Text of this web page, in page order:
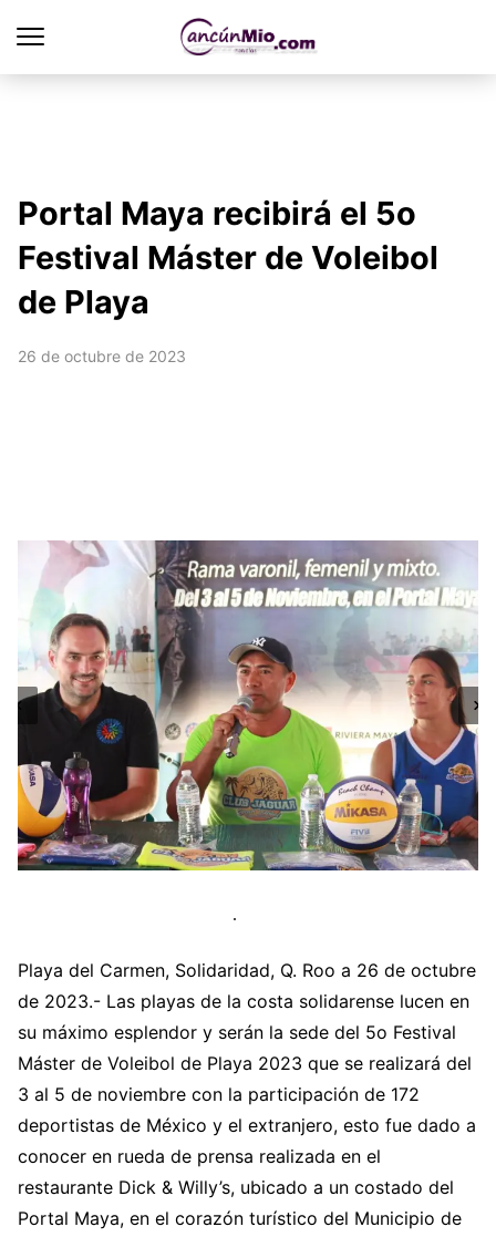
Portal Maya recibirá el 5o
Festival Máster de Voleibol
de Playa
26 de octubre de 2023
Playa del Carmen, Solidaridad, Q. Roo a 26 de octubre
de 2023.- Las playas de la costa solidarense lucen en
su máximo esplendor y serán la sede del 5o Festival
Máster de Voleibol de Playa 2023 que se realizará del
3 al 5 de noviembre con la participación de 172
deportistas de México y el extranjero, esto fue dado a
conocer en rueda de prensa realizada en el
restaurante Dick & Willy’s, ubicado a un costado del
Portal Maya, en el corazón turístico del Municipio de